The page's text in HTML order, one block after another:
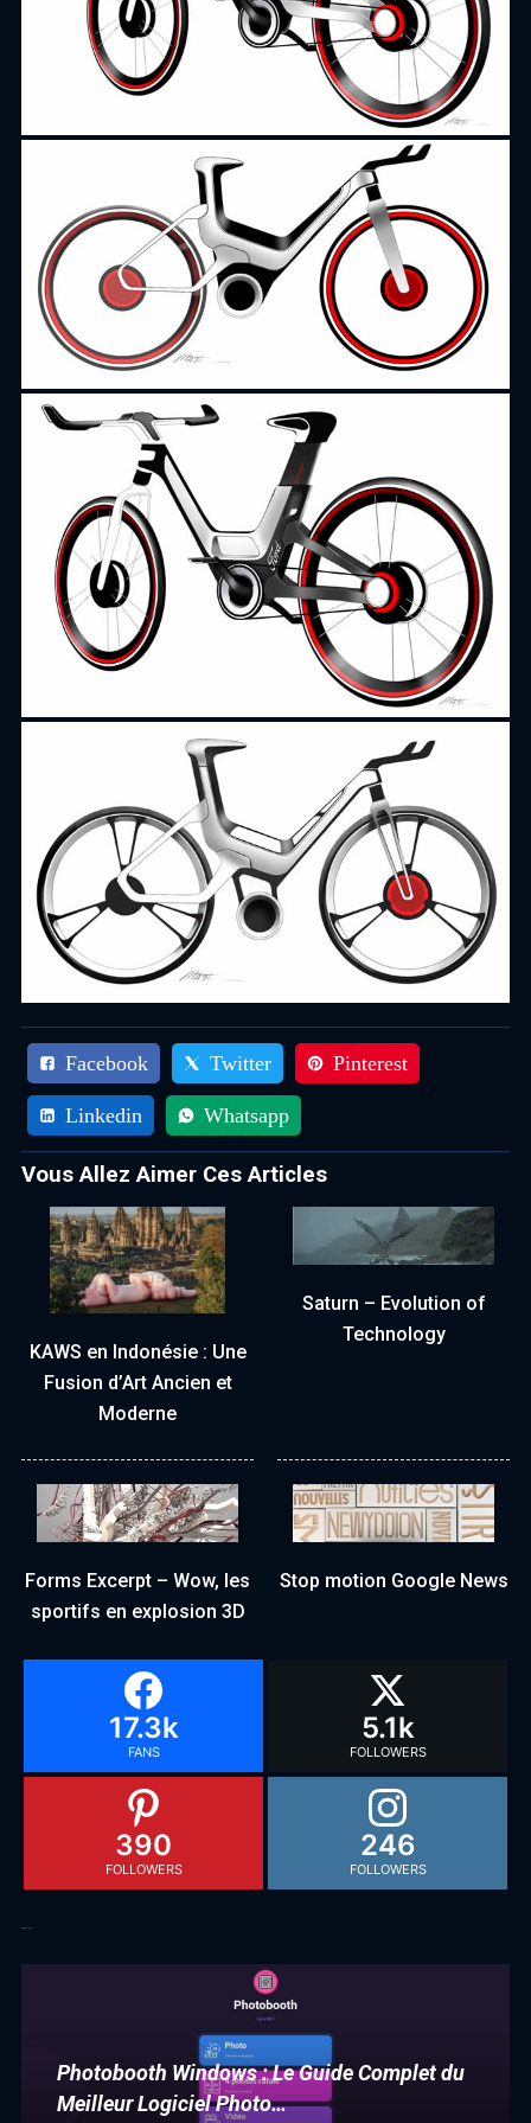
Facebook Twitter Pinterest
Linkedin Whatsapp
Vous Allez Aimer Ces Articles
KAWS en Indonésie : Une
Fusion d’Art Ancien et
Moderne
Saturn – Evolution of
Technology
Forms Excerpt – Wow, les
sportifs en explosion 3D
Stop motion Google News
17.3k
FANS
5.1k
FOLLOWERS
390
FOLLOWERS
246
FOLLOWERS
Photobooth Windows : Le Guide Complet du
Meilleur Logiciel Photo…